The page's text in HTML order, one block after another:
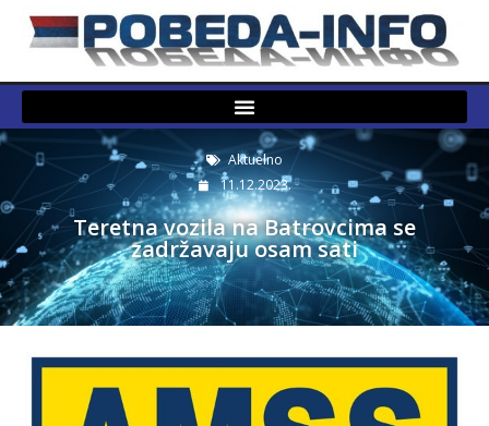
Aktuelno
11.12.2023.
Teretna vozila na Batrovcima se
zadržavaju osam sati